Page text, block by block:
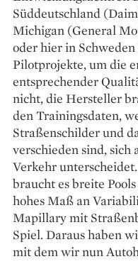
Süddeutschland
Michigan (General
oder hier in
Pilotprojekte, um die
entsprechender
nicht, die Hersteller
den Trainingsdaten,
Straßenschilder und
verschieden sind, sich
Verkehr
braucht es breite
hohes Maß an
Mapillary mit
Spiel. Daraus haben
mit dem wir nun